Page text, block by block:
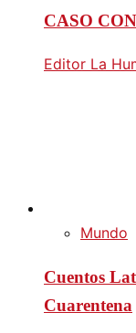
CASO
Editor La
Mundo
Cuentos
Cuarentena